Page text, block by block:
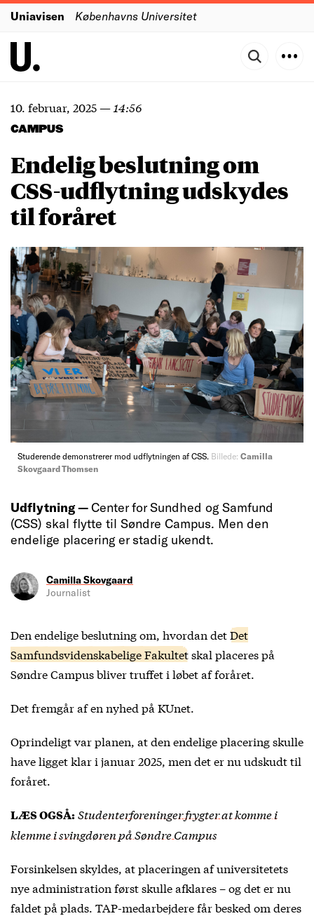
Uniavisen Københavns Universitet
10. februar, 2025— 14:56
CAMPUS
Endelig beslutning om
CSS-udflytning udskydes
til foråret
Studerende demonstrerer mod udflytningen af CSS. Billede: Camilla
Skovgaard Thomsen
Udflytning —Center for Sundhed og Samfund
(CSS) skal flytte til Søndre Campus. Men den
endelige placering er stadig ukendt.
Camilla Skovgaard
Journalist
Den endelige beslutning om, hvordan detDet
Samfundsvidenskabelige Fakultetskal placeres på
Søndre Campus bliver truffet i løbet af foråret.
Det fremgår af en nyhed på KUnet
Oprindeligt var planen, at den endelige placering skulle
have ligget klar i januar 2025, men det er nu udskudt til
foråret.
LÆS OGSÅ:Studenterforeninger frygter at komme i
klemme i svingdøren på Søndre Campus
Forsinkelsen skyldes, at placeringen af universitetets
nye administration først skulle afklares – og det er nu
faldet på plads. TAP-medarbejdere får besked om deres